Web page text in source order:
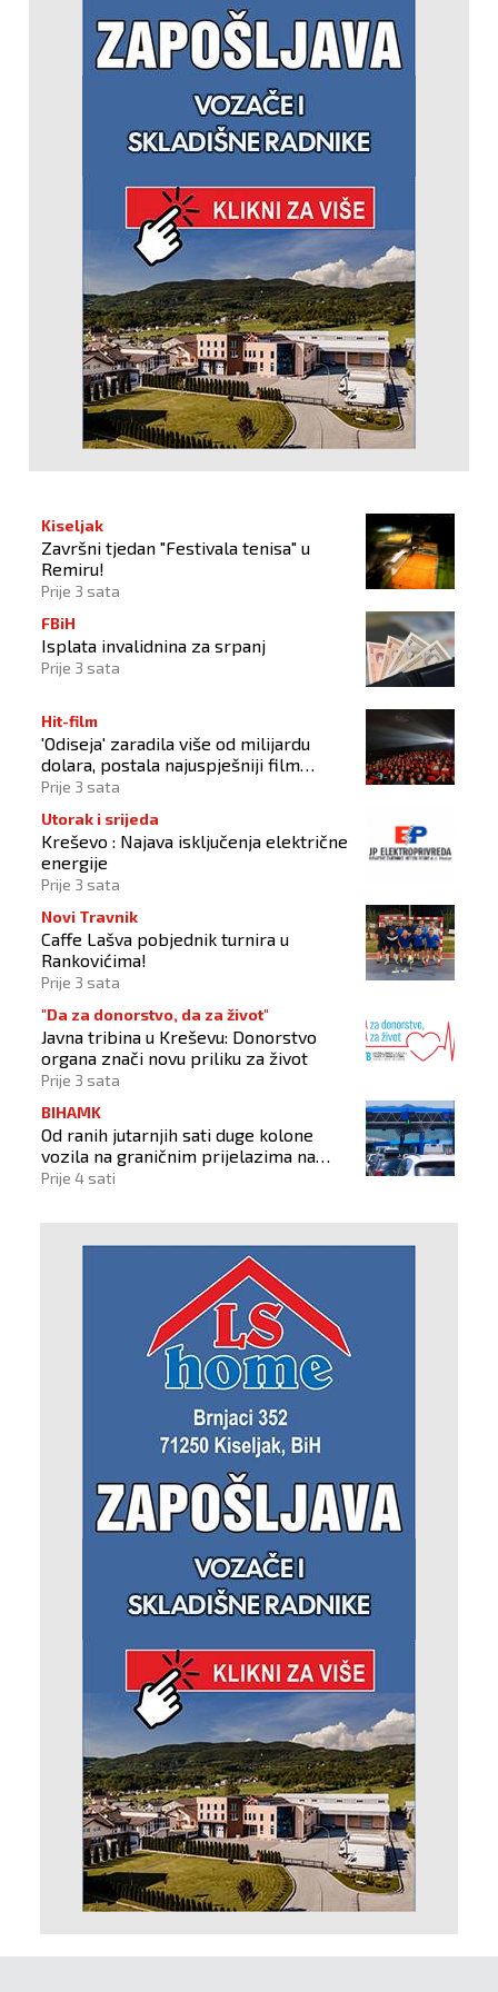
Kiseljak
Završni tjedan "Festivala tenisa" u
Remiru!
Prije 3 sata
FBiH
Isplata invalidnina za srpanj
Prije 3 sata
Hit-film
'Odiseja' zaradila više od milijardu
dolara, postala najuspješniji film
Christophera Nolana
Prije 3 sata
Utorak i srijeda
Kreševo : Najava isključenja električne
energije
Prije 3 sata
Novi Travnik
Caffe Lašva pobjednik turnira u
Rankovićima!
Prije 3 sata
"Da za donorstvo, da za život"
Javna tribina u Kreševu: Donorstvo
organa znači novu priliku za život
Prije 3 sata
BIHAMK
Od ranih jutarnjih sati duge kolone
vozila na graničnim prijelazima na
izlazu iz BiH
Prije 4 sati